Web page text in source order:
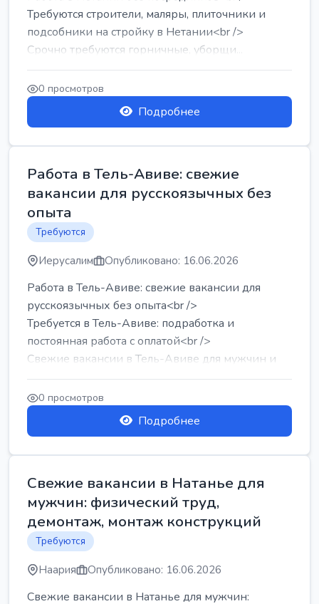
Требуются строители, маляры, плиточники и
подсобники на стройку в Нетании<br />
Срочно требуются горничные, уборщи...
0 просмотров
Подробнее
Работа в Тель-Авиве: свежие
вакансии для русскоязычных без
опыта
Требуются
Иерусалим Опубликовано: 16.06.2026
Работа в Тель-Авиве: свежие вакансии для
русскоязычных без опыта<br />
Требуется в Тель-Авиве: подработка и
постоянная работа с оплатой<br />
Свежие вакансии в Тель-Авиве для мужчин и
женщин от хозя...
0 просмотров
Подробнее
Свежие вакансии в Натанье для
мужчин: физический труд,
демонтаж, монтаж конструкций
Требуются
Наария Опубликовано: 16.06.2026
Свежие вакансии в Натанье для мужчин: